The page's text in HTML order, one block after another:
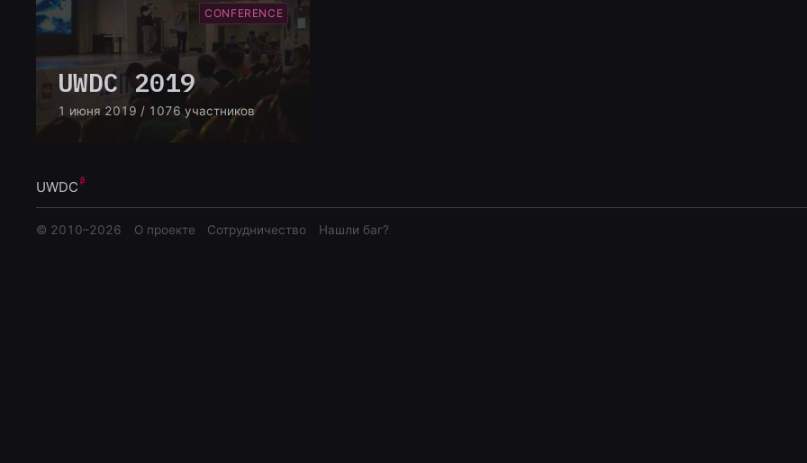
CONFERENCE
UWDC 2019
1 июня 2019 / 1076 участников
UWDC
© 2010–2026 О проекте Сотрудничество Нашли баг?